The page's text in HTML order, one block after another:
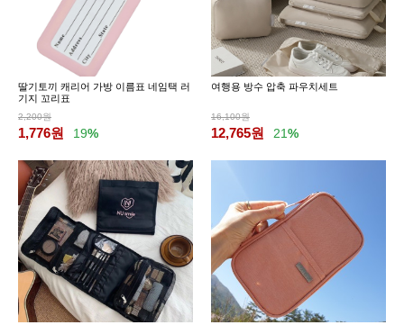
딸기토끼 캐리어 가방 이름표 네임택 러
기지 꼬리표
2,200원
1,776원 19%
여행용 방수 압축 파우치세트
16,100원
12,765원 21%